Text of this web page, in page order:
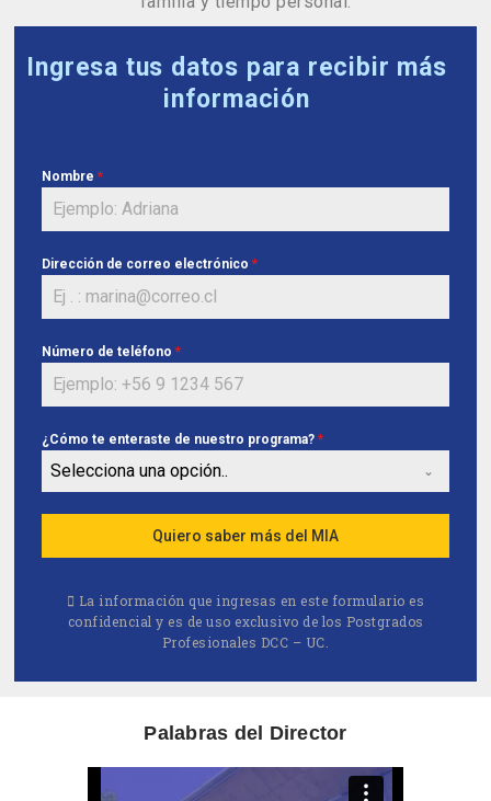
Ingresa tus datos para recibir más
información
Nombre*
Dirección de correo electrónico*
Número de teléfono*
¿Cómo te enteraste de nuestro programa?*
Selecciona una opción..
Quiero saber más del MIA
La información que ingresas en este formulario es
confidencial y es de uso exclusivo de los Postgrados
Profesionales DCC – UC.
Palabras del Director